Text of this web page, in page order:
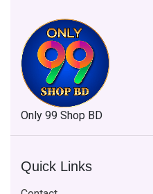
Only 99 Shop BD
Quick Links